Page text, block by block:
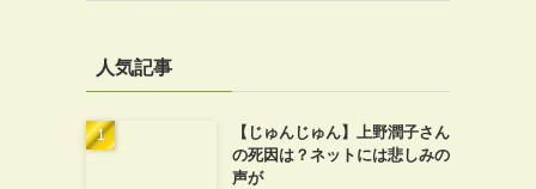
人気記事
【じゅんじゅん】上野潤子さん
の死因は？ネットには悲しみの
声が